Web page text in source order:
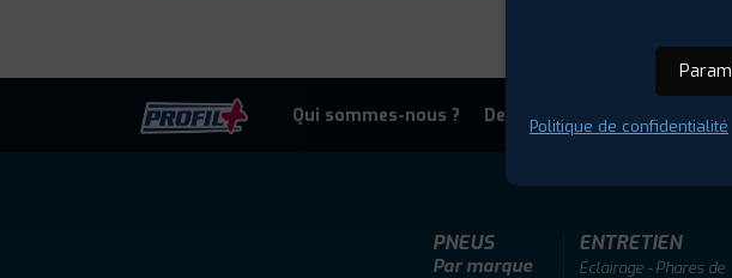
Qui sommes-nous ? Devenir adherent Offres
PNEUS
Par marque
ENTRETIEN
Éclairage - Phares de
Politique de confidentialité